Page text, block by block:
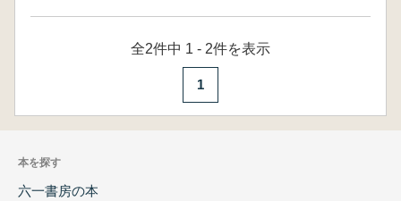
全2件中 1 - 2件を表示
1
本を探す
六一書房の本